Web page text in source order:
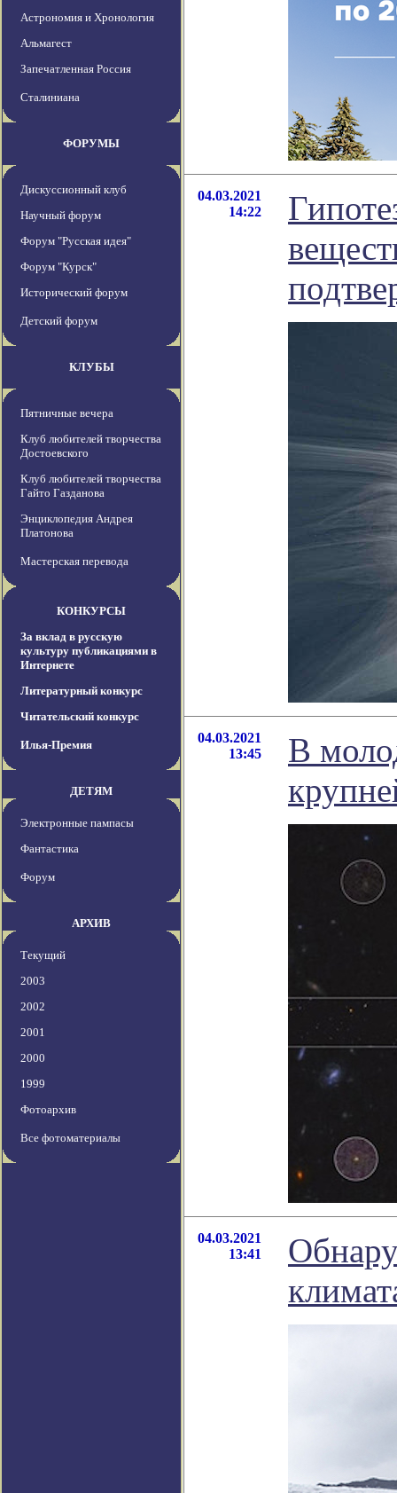
Астрономия и Хронология
Альмагест
Запечатленная Россия
Сталиниана
ФОРУМЫ
Дискуссионный клуб
Научный форум
Форум "Русская идея"
Форум "Курск"
Исторический форум
Детский форум
КЛУБЫ
Пятничные вечера
Клуб любителей творчества
Достоевского
Клуб любителей творчества
Гайто Газданова
Энциклопедия Андрея
Платонова
Мастерская перевода
КОНКУРСЫ
За вклад в русскую
культуру публикациями в
Интернете
Литературный конкурс
Читательский конкурс
Илья-Премия
ДЕТЯМ
Электронные пампасы
Фантастика
Форум
АРХИВ
Текущий
2003
2002
2001
2000
1999
Фотоархив
Все фотоматериалы
04.03.2021
14:22
04.03.2021
13:45
В
04.03.2021
13:41